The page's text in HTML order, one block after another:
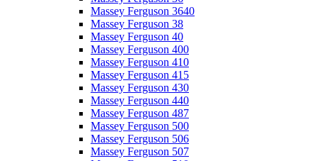
Massey Ferguson 3640
Massey Ferguson 38
Massey Ferguson 40
Massey Ferguson 400
Massey Ferguson 410
Massey Ferguson 415
Massey Ferguson 430
Massey Ferguson 440
Massey Ferguson 487
Massey Ferguson 500
Massey Ferguson 506
Massey Ferguson 507